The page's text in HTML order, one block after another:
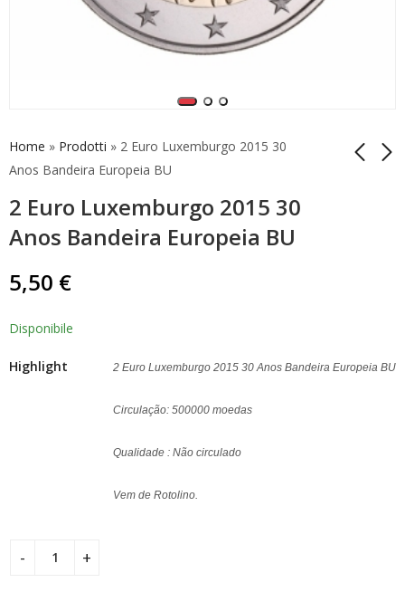
Home » Prodotti » 2 Euro Luxemburgo 2015 30
Anos Bandeira Europeia BU
2 Euro Luxemburgo 2015 30
Anos Bandeira Europeia BU
2 Euro Comemorativo
Estónia 2021 Wolf
Unc
Coleção completa 2
Euro Comemorativo
2020 40 Moedas
5,50 €
Disponibile
Highlight 2 Euro Luxemburgo 2015 30 Anos Bandeira Europeia BU
Circulação: 500000 moedas
Qualidade : Não circulado
Vem de Rotolino.